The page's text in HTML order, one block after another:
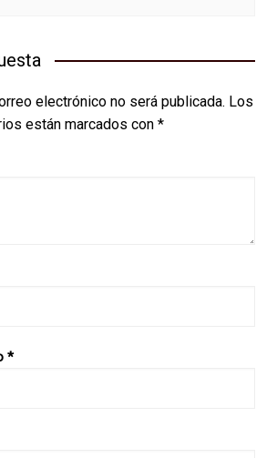
electrónico no será publicada. Los
están marcados con *
*